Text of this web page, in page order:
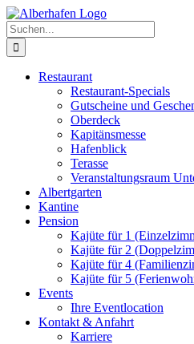
Zum
Inhalt
springen
Facebook
Twitter
Instagram
Pinterest
Suche
nach:
Restaurant
Restaurant-Specials
Gutscheine und
Oberdeck
Kapitänsmesse
Hafenblick
Terasse
Veranstaltungsraum
Albertgarten
Kantine
Pension
Kajüte für 1
Kajüte für 2
Kajüte für 4
Kajüte für 5
Events
Ihre Eventlocation
Kontakt & Anfahrt
Karriere